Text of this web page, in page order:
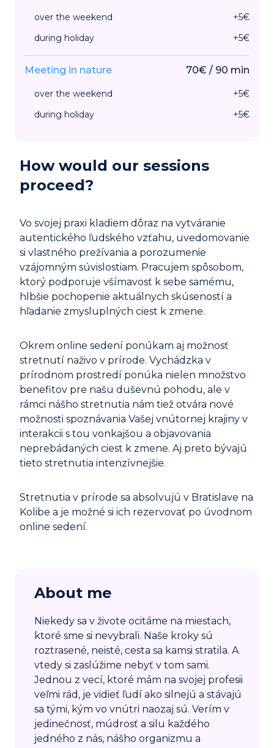
over the weekend +5€
during holiday
+5€
Meeting in nature 70€ / 90 min
over the weekend +5€
during holiday
+5€
How would our sessions
proceed?
Vo svojej praxi kladiem dôraz na vytváranie
autentického ľudského vzťahu, uvedomovanie
si vlastného prežívania a porozumenie
vzájomným súvislostiam. Pracujem spôsobom,
ktorý podporuje všímavosť k sebe samému,
hlbšie pochopenie aktuálnych skúseností a
hľadanie zmysluplných ciest k zmene.
Okrem online sedení ponúkam aj možnosť
stretnutí naživo v prírode. Vychádzka v
prírodnom prostredí ponúka nielen množstvo
benefitov pre našu duševnú pohodu, ale v
rámci nášho stretnutia nám tiež otvára nové
možnosti spoznávania Vašej vnútornej krajiny v
interakcii s tou vonkajšou a objavovania
neprebádaných ciest k zmene. Aj preto bývajú
tieto stretnutia intenzívnejšie.
Stretnutia v prírode sa absolvujú v Bratislave na
Kolibe a je možné si ich rezervovať po úvodnom
online sedení.
About me
Niekedy sa v živote ocitáme na miestach,
ktoré sme si nevybrali. Naše kroky sú
roztrasené, neisté, cesta sa kamsi stratila. A
vtedy si zaslúžime nebyť v tom sami.
Jednou z vecí, ktoré mám na svojej profesii
veľmi rád, je vidieť ľudí ako silnejú a stávajú
sa tými, kým vo vnútri naozaj sú. Verím v
jedinečnosť, múdrosť a silu každého
jedného z nás, nášho organizmu a